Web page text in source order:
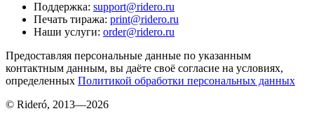
Поддержка: support@ridero.ru
Печать тиража: print@ridero.ru
Наши услуги: order@ridero.ru
Предоставляя персональные данные по указанным
контактным данным, вы даёте своё согласие на условиях,
определенных Политикой обработки персональных данных
© Rideró, 2013—2026